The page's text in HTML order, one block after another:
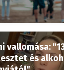
vallomása:
és